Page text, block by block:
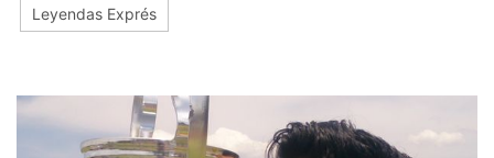
Leyendas Exprés